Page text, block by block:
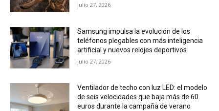
julio 27, 2026
Samsung impulsa la evolución de los
teléfonos plegables con más inteligencia
artificial y nuevos relojes deportivos
julio 27, 2026
Ventilador de techo con luz LED: el modelo
de seis velocidades que baja más de 60
euros durante la campaña de verano